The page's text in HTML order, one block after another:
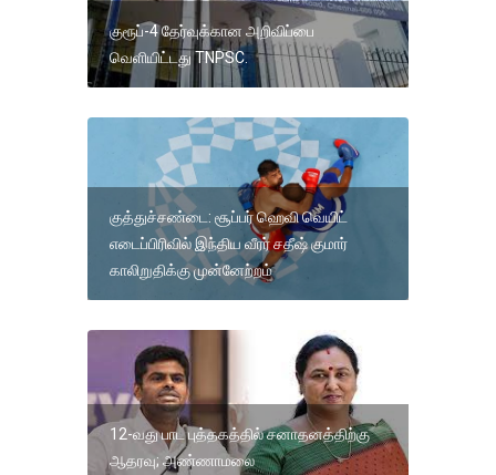
குரூப்-4 தேர்வுக்கான அறிவிப்பை
வெளியிட்டது TNPSC.
குத்துச்சண்டை: சூப்பர் ஹெவி வெயிட்
எடைப்பிரிவில் இந்திய வீரர் சதீஷ் குமார்
காலிறுதிக்கு முன்னேற்றம்
12-வது பாட புத்தகத்தில் சனாதனத்திற்கு
ஆதரவு; அண்ணாமலை